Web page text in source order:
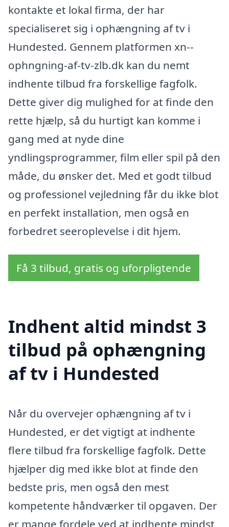
kontakte et lokal firma, der har
specialiseret sig i ophængning af tv i
Hundested. Gennem platformen xn--
ophngning-af-tv-zlb.dk kan du nemt
indhente tilbud fra forskellige fagfolk.
Dette giver dig mulighed for at finde den
rette hjælp, så du hurtigt kan komme i
gang med at nyde dine
yndlingsprogrammer, film eller spil på den
måde, du ønsker det. Med et godt tilbud
og professionel vejledning får du ikke blot
en perfekt installation, men også en
forbedret seeroplevelse i dit hjem.
Få 3 tilbud, gratis og uforpligtende
Indhent altid mindst 3
tilbud på ophængning
af tv i Hundested
Når du overvejer ophængning af tv i
Hundested, er det vigtigt at indhente
flere tilbud fra forskellige fagfolk. Dette
hjælper dig med ikke blot at finde den
bedste pris, men også den mest
kompetente håndværker til opgaven. Der
er mange fordele ved at indhente mindst